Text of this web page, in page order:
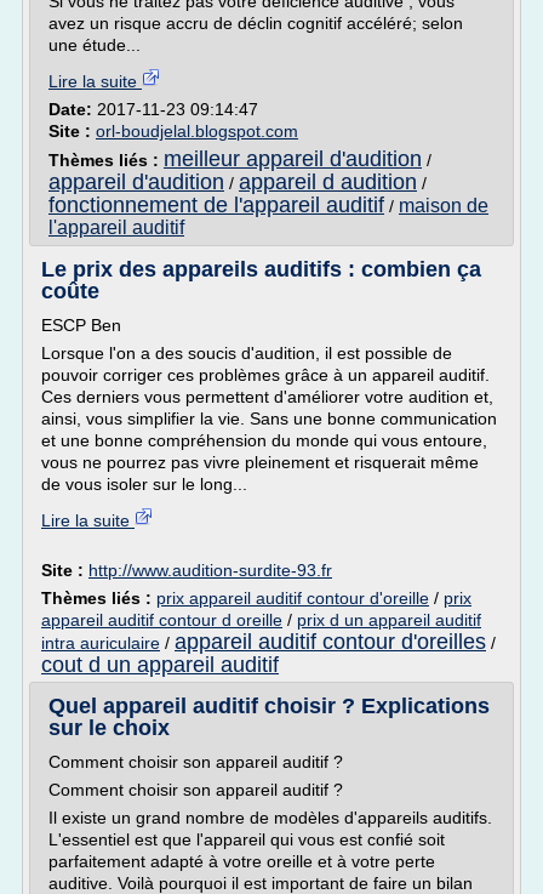
avez un risque accru de déclin cognitif accéléré; selon
une étude...
Lire la suite
Date: 2017-11-23 09:14:47
Site : orl-boudjelal.blogspot.com
Thèmes liés : meilleur appareil d'audition /
appareil d'audition / appareil d audition /
fonctionnement de l'appareil auditif / maison de
l'appareil auditif
Le prix des appareils auditifs : combien ça
coûte
ESCP Ben
Lorsque l'on a des soucis d'audition, il est possible de
pouvoir corriger ces problèmes grâce à un appareil auditif.
Ces derniers vous permettent d'améliorer votre audition et,
ainsi, vous simplifier la vie. Sans une bonne communication
et une bonne compréhension du monde qui vous entoure,
vous ne pourrez pas vivre pleinement et risquerait même
de vous isoler sur le long...
Lire la suite
Site : http://www.audition-surdite-93.fr
Thèmes liés : prix appareil auditif contour d'oreille / prix
appareil auditif contour d oreille / prix d un appareil auditif
intra auriculaire / appareil auditif contour d'oreilles /
cout d un appareil auditif
Quel appareil auditif choisir ? Explications
sur le choix
Comment choisir son appareil auditif ?
Comment choisir son appareil auditif ?
Il existe un grand nombre de modèles d'appareils auditifs.
L'essentiel est que l'appareil qui vous est confié soit
parfaitement adapté à votre oreille et à votre perte
auditive. Voilà pourquoi il est important de faire un bilan